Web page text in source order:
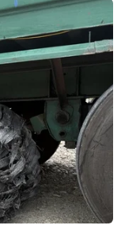
động sản